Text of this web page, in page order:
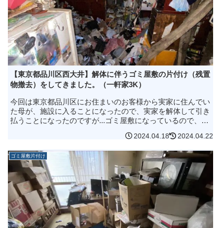
【東京都品川区西大井】解体に伴うゴミ屋敷の片付け（残置
物撤去）をしてきました。（一軒家3K）
今回は東京都品川区にお住まいのお客様から実家に住んでい
た母が、施設に入ることになったので、実家を解体して引き
払うことになったのですが...ゴミ屋敷になっているので、解
2024.04.18 2024.04.22
ゴミ屋敷片付け